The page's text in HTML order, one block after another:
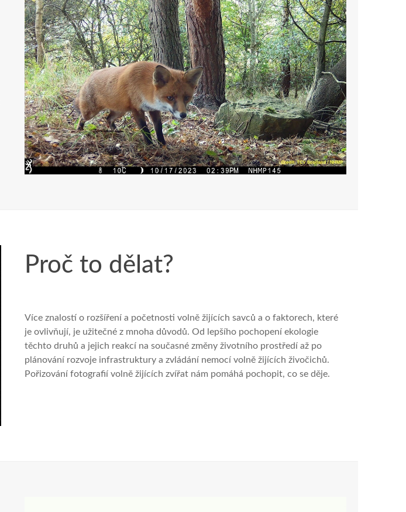
Proč to dělat?
Více znalostí o rozšíření a početnosti volně žijících savců a o faktorech, které
je ovlivňují, je užitečné z mnoha důvodů. Od lepšího pochopení ekologie
těchto druhů a jejich reakcí na současné změny životního prostředí až po
plánování rozvoje infrastruktury a zvládání nemocí volně žijících živočichů.
Pořizování fotografií volně žijících zvířat nám pomáhá pochopit, co se děje.